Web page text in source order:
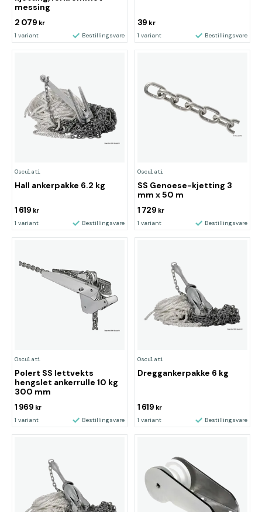
messing
2 079 kr
1 variant Bestillingsvare
39 kr
1 variant Bestillingsvare
Osculati
Hall ankerpakke 6.2 kg
1 619 kr
1 variant Bestillingsvare
Osculati
SS Genoese-kjetting 3
mm x 50 m
1 729 kr
1 variant Bestillingsvare
Osculati
Polert SS lettvekts
hengslet ankerrulle 10 kg
300 mm
1 969 kr
1 variant Bestillingsvare
Osculati
Dreggankerpakke 6 kg
1 619 kr
1 variant Bestillingsvare